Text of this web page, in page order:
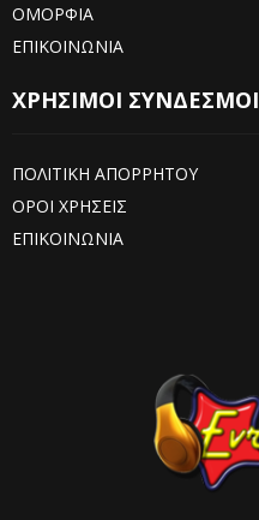
ΟΜΟΡΦΙΑ
ΕΠΙΚΟΙΝΩΝΙΑ
ΧΡΗΣΙΜΟΙ ΣΥΝΔΕΣΜΟΙ
ΠΟΛΙΤΙΚΗ ΑΠΟΡΡΗΤΟΥ
ΟΡΟΙ ΧΡΗΣΕΙΣ
ΕΠΙΚΟΙΝΩΝΙΑ